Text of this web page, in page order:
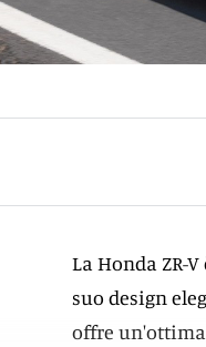
La Honda ZR-
suo design
offre